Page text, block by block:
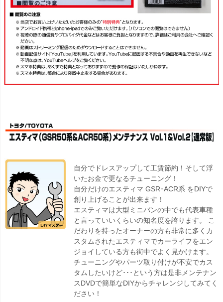
自分でドレスアップして工賃節約！そして浮
いたお金で更なるチューニング！
自分だけのエスティマ GSR･ACR系 をDIYで
創り上げることが出来ます！
エスティマは大型ミニバンの中でも代表車種
と言っていいくらいの知名度を誇ります。 こ
だわりを持ったオーナーの方も非常に多くカ
スタムされたエスティマでカーライフをエン
ジョイしている方も街中でよく見かけます。
チューニングやパーツ取り付けが不安でカス
タムしたいけど･･･という方は是非メンテナン
スDVDで簡単なDIYからチャレンジしてみてく
ださい！